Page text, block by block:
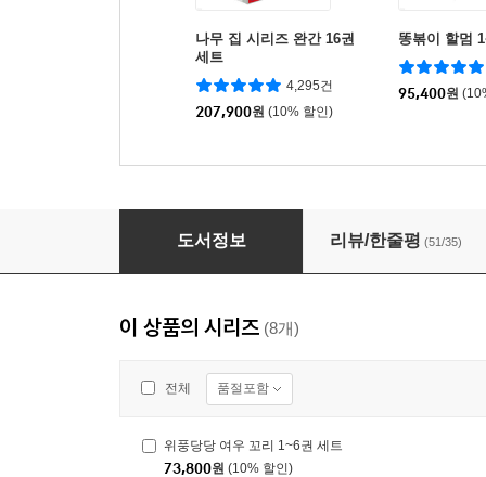
나무 집 시리즈 완간 16권
세트
4,295건
207,900원 (10% 할인)
똥볶이 할멈
95,400원
위풍당당 여우 꼬리 5
도서정보 리뷰/한줄평 (51/35)
이 상품의 시리즈 (8개)
전체 품절포함
위풍당당 여우 꼬리 1~6권 세트
73,800원 (10% 할인)